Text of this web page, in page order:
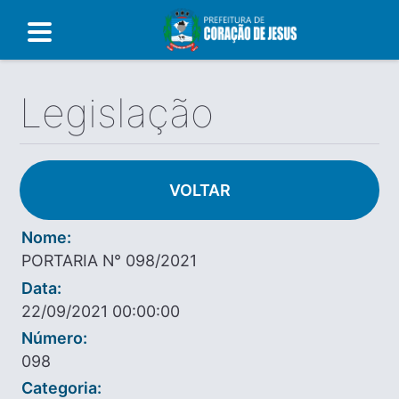
Legislação
VOLTAR
Nome:
PORTARIA N° 098/2021
Data:
22/09/2021 00:00:00
Número:
098
Categoria: